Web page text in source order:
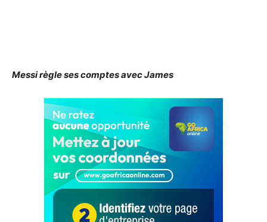
Messi règle ses comptes avec James